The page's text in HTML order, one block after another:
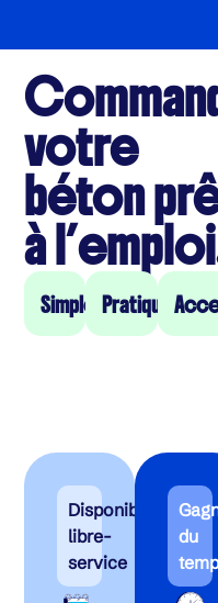
votre
béton
à
Simple Pratique
Disponibilité
libre-
service
du